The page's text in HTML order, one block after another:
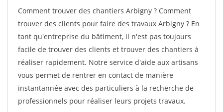
Comment trouver des chantiers Arbigny ? Comment
trouver des clients pour faire des travaux Arbigny ? En
tant qu'entreprise du bâtiment, il n'est pas toujours
facile de trouver des clients et trouver des chantiers à
réaliser rapidement. Notre service d'aide aux artisans
vous permet de rentrer en contact de manière
instantannée avec des particuliers à la recherche de
professionnels pour réaliser leurs projets travaux.